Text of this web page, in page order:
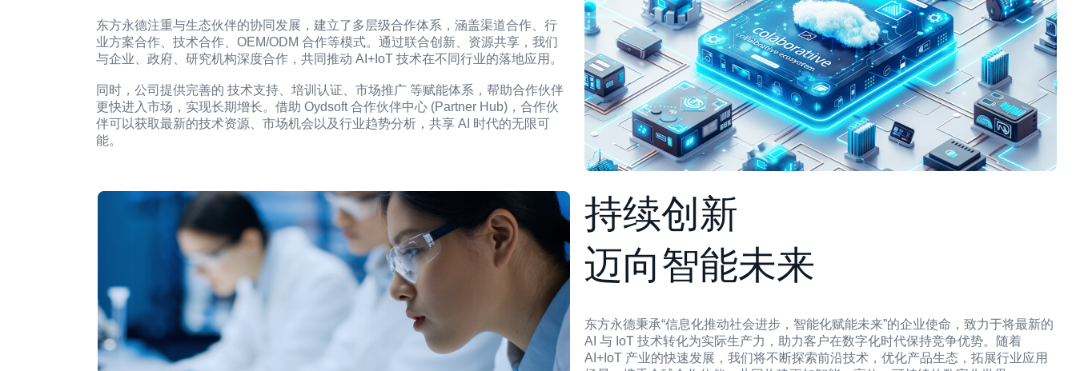
持续创新
迈向智能未来
东方永德注重与生态伙伴的协同发展，建立了多层级合作体系，涵盖渠道合作、行
业方案合作、技术合作、OEM/ODM 合作等模式。通过联合创新、资源共享，我们
与企业、政府、研究机构深度合作，共同推动 AI+IoT 技术在不同行业的落地应用。
同时，公司提供完善的 技术支持、培训认证、市场推广 等赋能体系，帮助合作伙伴
更快进入市场，实现长期增长。借助 Oydsoft 合作伙伴中心 (Partner Hub)，合作伙
伴可以获取最新的技术资源、市场机会以及行业趋势分析，共享 AI 时代的无限可
能。
东方永德秉承“信息化推动社会进步，智能化赋能未来”的企业使命，致力于将最新的
AI 与 IoT 技术转化为实际生产力，助力客户在数字化时代保持竞争优势。随着
AI+IoT 产业的快速发展，我们将不断探索前沿技术，优化产品生态，拓展行业应用